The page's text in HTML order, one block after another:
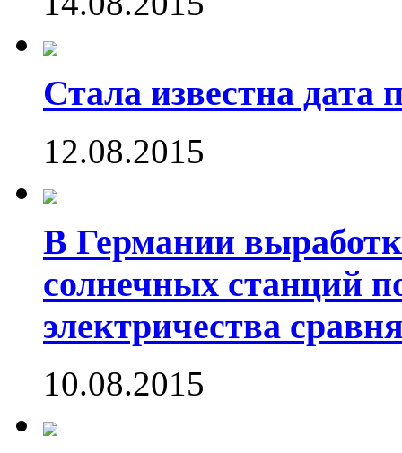
Стала известна дата
12.08.2015
В Германии
солнечных станций
электричества
10.08.2015